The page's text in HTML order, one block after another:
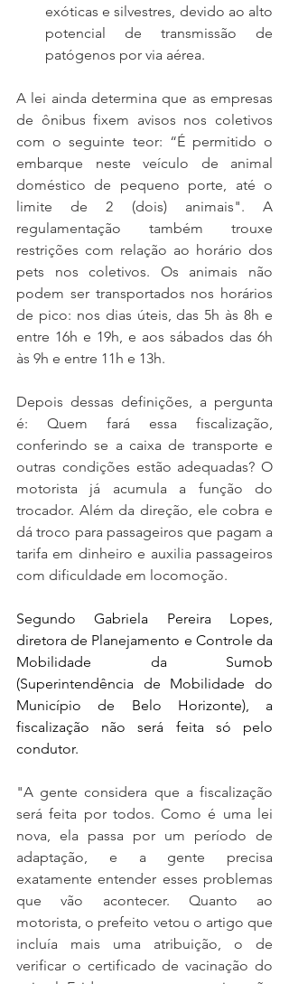
exóticas e silvestres, devido ao alto
potencial de transmissão de
patógenos por via aérea.
A lei ainda determina que as empresas
de ônibus fixem avisos nos coletivos
com o seguinte teor: “É permitido o
embarque neste veículo de animal
doméstico de pequeno porte, até o
limite de 2 (dois) animais". A
regulamentação também trouxe
restrições com relação ao horário dos
pets nos coletivos. Os animais não
podem ser transportados nos horários
de pico: nos dias úteis, das 5h às 8h e
entre 16h e 19h, e aos sábados das 6h
às 9h e entre 11h e 13h.
Depois dessas definições, a pergunta
é: Quem fará essa fiscalização,
conferindo se a caixa de transporte e
outras condições estão adequadas? O
motorista já acumula a função do
trocador. Além da direção, ele cobra e
dá troco para passageiros que pagam a
tarifa em dinheiro e auxilia passageiros
com dificuldade em locomoção.
Segundo Gabriela Pereira Lopes,
diretora de Planejamento e Controle da
Mobilidade da Sumob
(Superintendência de Mobilidade do
Município de Belo Horizonte), a
fiscalização não será feita só pelo
condutor.
"A gente considera que a fiscalização
será feita por todos. Como é uma lei
nova, ela passa por um período de
adaptação, e a gente precisa
exatamente entender esses problemas
que vão acontecer. Quanto ao
motorista, o prefeito vetou o artigo que
incluía mais uma atribuição, o de
verificar o certificado de vacinação do